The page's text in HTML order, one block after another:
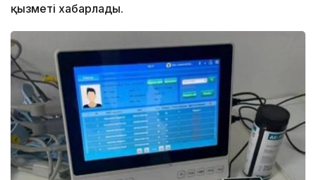
қызметі хабарлады.